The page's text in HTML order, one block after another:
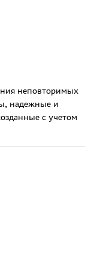
неповторимых
надежные и
с учетом